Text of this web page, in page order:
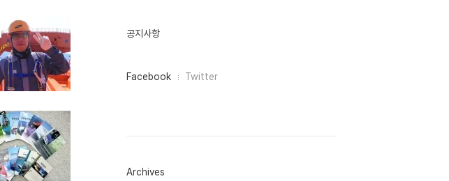
공지사항
페
그
Facebook Twitter
Archives